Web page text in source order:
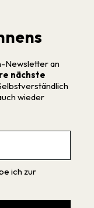
Newsletter an
nächste
wieder
ich zur